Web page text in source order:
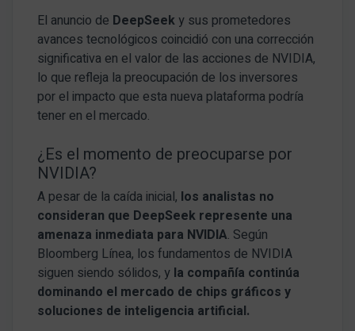
El anuncio de DeepSeek y sus prometedores
avances tecnológicos coincidió con una corrección
significativa en el valor de las acciones de NVIDIA,
lo que refleja la preocupación de los inversores
por el impacto que esta nueva plataforma podría
tener en el mercado.
¿Es el momento de preocuparse por
NVIDIA?
A pesar de la caída inicial, los analistas no
consideran que DeepSeek represente una
amenaza inmediata para NVIDIA. Según
Bloomberg Línea, los fundamentos de NVIDIA
siguen siendo sólidos, y la compañía continúa
dominando el mercado de chips gráficos y
soluciones de inteligencia artificial.